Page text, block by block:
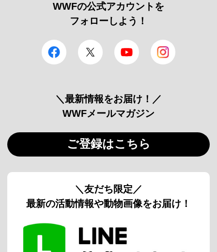
WWFの公式アカウントを
フォローしよう！
facebook Twitter YouTube
＼最新情報をお届け！／
WWFメールマガジン
ご登録はこちら
＼友だち限定／
最新の活動情報や動物画像をお届け！